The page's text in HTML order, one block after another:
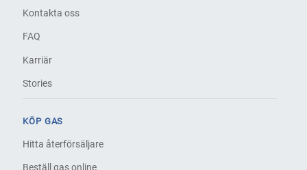
Kontakta oss
FAQ
Karriär
Stories
KÖP GAS
Hitta återförsäljare
Beställ gas online